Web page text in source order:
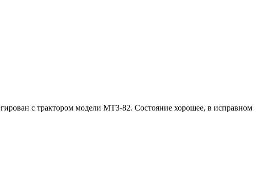
с трактором модели МТЗ-82. Состояние хорошее, в исправном